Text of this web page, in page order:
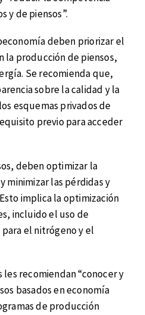
y de piensos”.
deben priorizar el
la producción de piensos,
Se recomienda que,
sobre la calidad y la
esquemas privados de
previo para acceder
deben optimizar la
minimizar las pérdidas y
implica la optimización
incluido el uso de
el nitrógeno y el
les recomiendan “conocer y
basados en economía
de producción